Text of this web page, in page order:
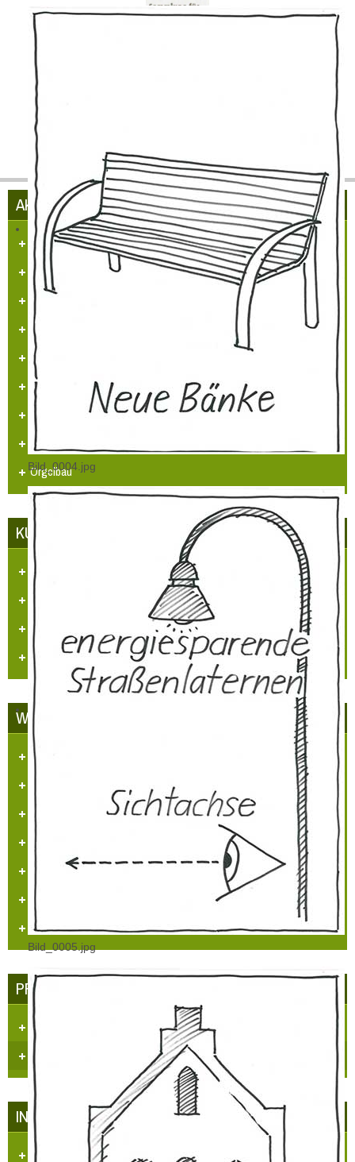
Bild_0004.jpg
Bild_0005.jpg
AKTUELLES AUS HÜLCHRATH
Herzlich Willkommen in Hülchrath
Führungen in der Schloss-Stadt-Hülchrath
Mängelmelder der Stadt GV
Adventsfenster 2025
Arbeitskreissitzung
Veranstaltungskalender
Jugendarbeit
Neues Logo
Orgelbau
KUNST UND KULTUR
Aufgaben und Ziele
Veranstaltungen
Videos
WETTBEWERBE
Unser Dorf hat Zukunft
„Heimatpreis 2019 KHB e.V.“
Heimatpreis Stadt Grevenbroich
BürgerPREIS 2020 Bürgerstiftung GV
„Umweltpreis 2024“ RKN
Urkunden/Preise
PRESSE - ECHO
Dorfzeitung "Et Blättche"
Regionale Presse
INFRASTRUKTUR IN HÜLCHRATH
Kataster/Karten